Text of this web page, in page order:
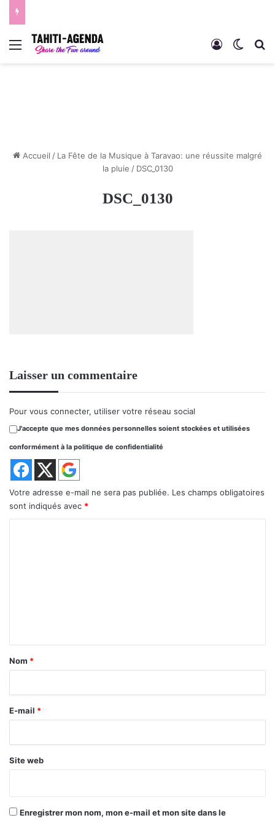
Menu Connexion
Accueil / La Fête de la Musique à Taravao: une réussite malgré
la pluie / DSC_0130
DSC_0130
Laisser un commentaire
Pour vous connecter, utiliser votre réseau social
J'accepte que mes données personnelles soient stockées et utilisées
conformément à la politique de confidentialité
Votre adresse e-mail ne sera pas publiée. Les champs obligatoires
sont indiqués avec *
a
r
e
Nom *
E-mail *
Site web
Enregistrer mon nom, mon e-mail et mon site dans le